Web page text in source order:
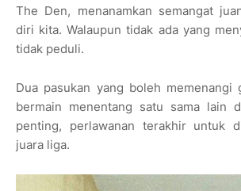
The Den, menanamkan semangat
diri kita. Walaupun tidak ada yang
tidak peduli.
Dua pasukan yang boleh memenangi
bermain menentang satu sama lain
penting, perlawanan terakhir untuk
juara liga.